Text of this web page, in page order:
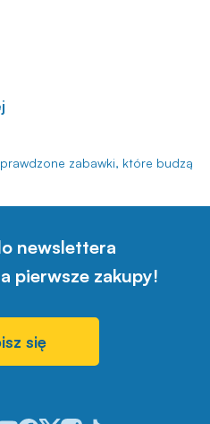
zabawki, które budzą
newslettera
pierwsze zakupy!
się